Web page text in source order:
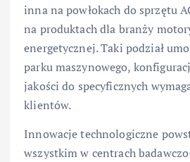
inna na powłokach do sprzętu
na produktach dla branży
energetycznej. Taki podział
parku maszynowego,
jakości do specyficznych
klientów.
Innowacje technologiczne
wszystkim w centrach